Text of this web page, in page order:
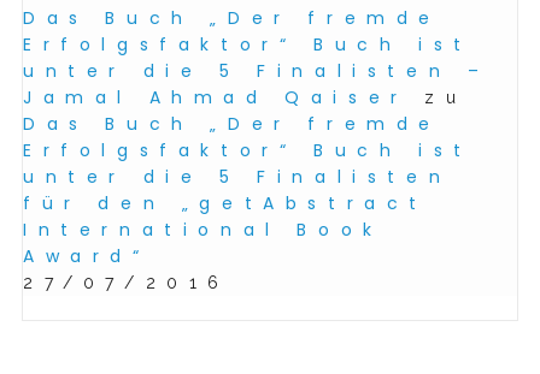
Das Buch „Der fremde
Erfolgsfaktor“ Buch ist
unter die 5 Finalisten –
Jamal Ahmad Qaiser
zu
Das Buch „Der fremde
Erfolgsfaktor“ Buch ist
unter die 5 Finalisten
für den „getAbstract
International Book
Award“
27/07/2016